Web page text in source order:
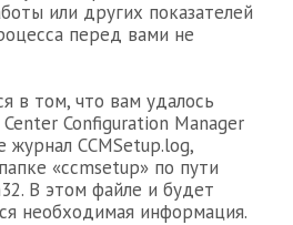
или других показателей
перед вами не
в том, что вам удалось
Configuration Manager
журнал CCMSetup.log,
«ccmsetup» по пути
В этом файле и будет
необходимая информация.